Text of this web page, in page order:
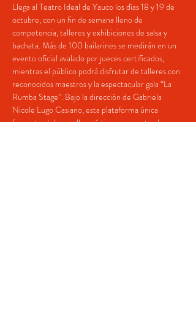
Llega al Teatro Ideal de Yauco los días 18 y 19 de
octubre, con un fin de semana lleno de
competencia, talleres y exhibiciones de salsa y
bachata. Más de 100 bailarines se medirán en un
evento oficial avalado por jueces certificados,
mientras el público podrá disfrutar de talleres con
reconocidos maestros y la espectacular gala “La
Rumba Stage”. Bajo la dirección de Gabriela
Nicole Lugo Casiano, esta plataforma única
fomenta el desarrollo artístico y proyecta el